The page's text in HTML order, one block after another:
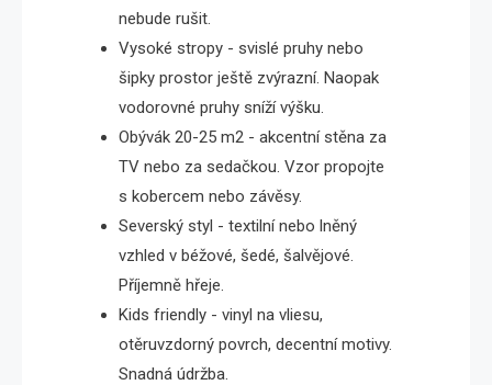
nebude rušit.
Vysoké stropy - svislé pruhy nebo
šipky prostor ještě zvýrazní. Naopak
vodorovné pruhy sníží výšku.
Obývák 20-25 m2 - akcentní stěna za
TV nebo za sedačkou. Vzor propojte
s kobercem nebo závěsy.
Severský styl - textilní nebo lněný
vzhled v béžové, šedé, šalvějové.
Příjemně hřeje.
Kids friendly - vinyl na vliesu,
otěruvzdorný povrch, decentní motivy.
Snadná údržba.